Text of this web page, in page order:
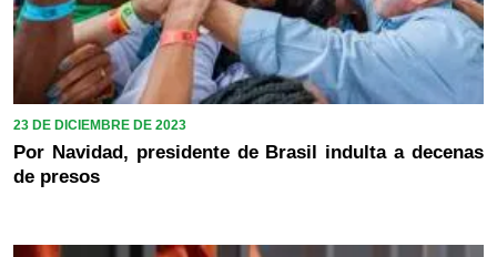
23 DE DICIEMBRE DE 2023
Por Navidad, presidente de Brasil indulta a decenas
de presos